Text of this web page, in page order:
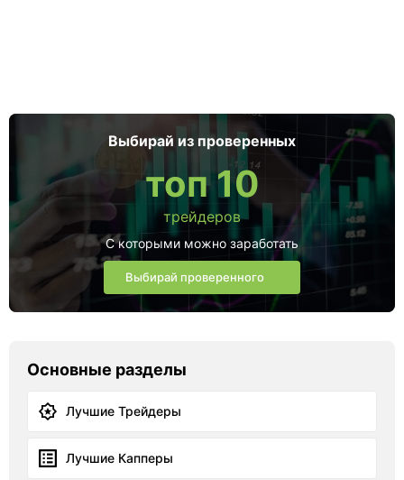
Выбирай из проверенных
топ 10
трейдеров
С которыми можно заработать
Выбирай проверенного
Основные разделы
Лучшие Трейдеры
Лучшие Капперы